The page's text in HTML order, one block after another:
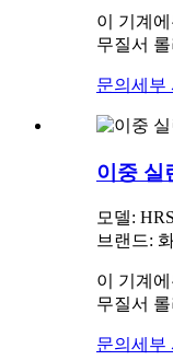
이 기계
무질서
문의 세부
이중 실
모델:
브랜드:
이 기계
무질서
문의 세부